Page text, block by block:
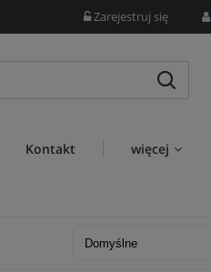
Zarejestruj się
Kontakt więcej